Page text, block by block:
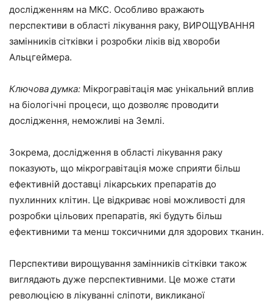
дослідженням на МКС. Особливо вражають
перспективи в області лікування раку, ВИРОЩУВАННЯ
замінників сітківки і розробки ліків від хвороби
Альцгеймера.
Ключова думка: Мікрогравітація має унікальний вплив
на біологічні процеси, що дозволяє проводити
дослідження, неможливі на Землі.
Зокрема, дослідження в області лікування раку
показують, що мікрогравітація може сприяти більш
ефективній доставці лікарських препаратів до
пухлинних клітин. Це відкриває нові можливості для
розробки цільових препаратів, які будуть більш
ефективними та менш токсичними для здорових тканин.
Перспективи вирощування замінників сітківки також
виглядають дуже перспективними. Це може стати
революцією в лікуванні сліпоти, викликаної